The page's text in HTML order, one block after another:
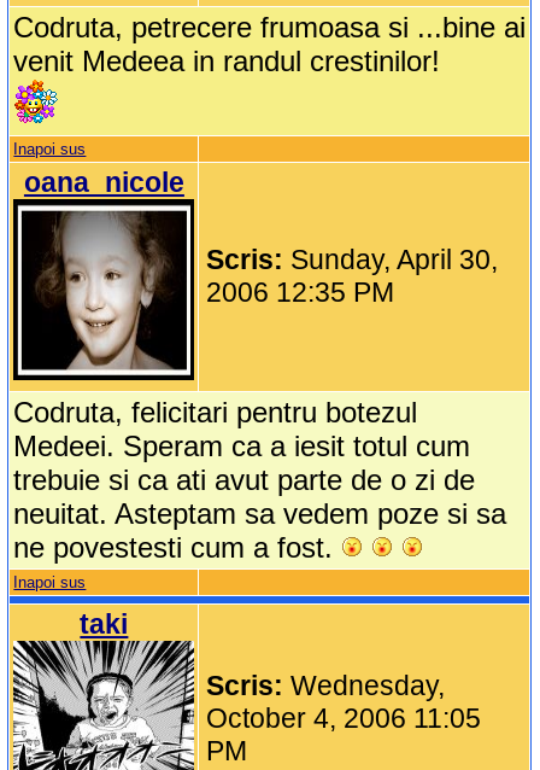
Codruta, petrecere frumoasa si ...bine ai
venit Medeea in randul crestinilor!
Inapoi sus
oana_nicole
Scris: Sunday, April 30,
2006 12:35 PM
Codruta, felicitari pentru botezul
Medeei. Speram ca a iesit totul cum
trebuie si ca ati avut parte de o zi de
neuitat. Asteptam sa vedem poze si sa
ne povestesti cum a fost.
Inapoi sus
taki
Scris:Wednesday,
October 4, 2006 11:05
PM